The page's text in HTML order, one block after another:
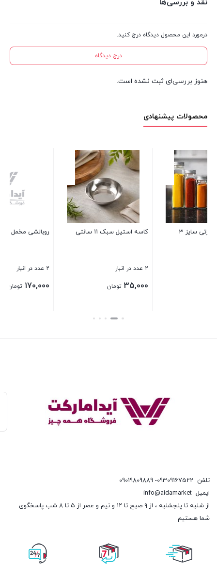
نقد و بررسی‌ها
درمورد این محصول دیدگاه درج کنید.
درج دیدگاه
هنوز بررسی‌ای ثبت نشده است.
محصولات پیشنهادی
روبالشی مخمل برجسته
تومان
1 عدد در انبار
2,200,000
تلفن 09309167522- 09019809889
ایمیل info@aidamarket
از شنبه تا پنجشنبه ، از ۹ صبح تا ۱۲ و نیم و عصر از ۵ تا ۸ شب پاسخگوی
شما هستیم